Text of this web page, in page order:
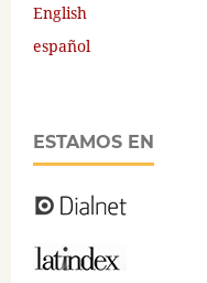
English
español
ESTAMOS EN